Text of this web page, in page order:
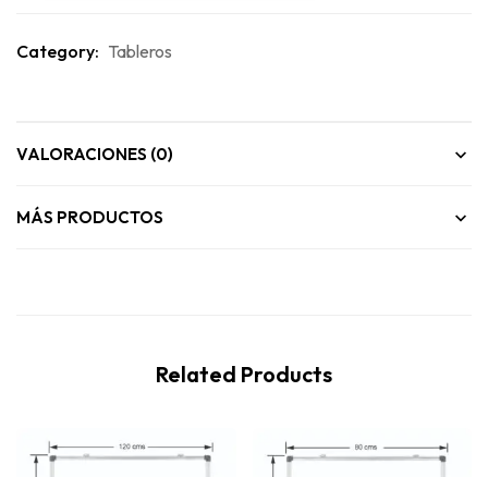
Category: Tableros
VALORACIONES (0)
MÁS PRODUCTOS
Related Products